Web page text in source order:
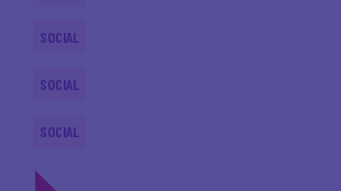
SOCIAL
SOCIAL
SOCIAL